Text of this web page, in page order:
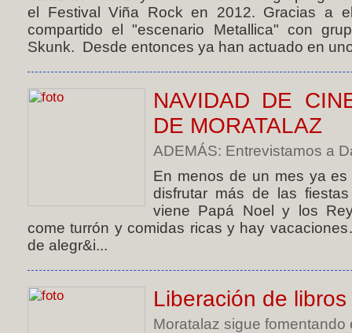
el Festival Viña Rock en 2012. Gracias a
compartido el "escenario Metallica" con
Skunk. Desde entonces ya han actuado en
NAVIDAD DE
DE MORATALAZ
ADEMÁS: Entrevistamos a
En menos de un mes ya
disfrutar más de las
viene Papá Noel y los
come turrón y comidas ricas y hay
de alegr&i...
Liberación de libros
Moratalaz sigue fomentando